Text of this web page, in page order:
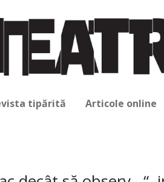
tipărită Articole online